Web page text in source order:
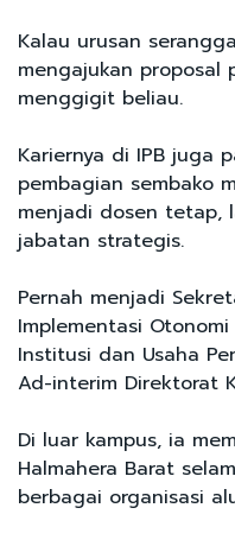
Kalau urusan
mengajukan proposal
menggigit beliau.
Kariernya di IPB juga
pembagian sembako
menjadi dosen tetap,
jabatan strategis.
Pernah menjadi
Implementasi
Institusi dan Usaha
Ad-interim Direktorat
Di luar kampus, ia
Halmahera Barat
berbagai organisasi